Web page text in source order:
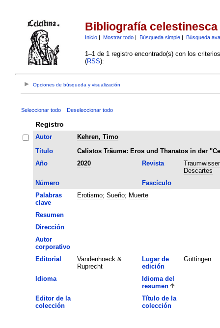
Bibliografía celestinesca
Inicio| Mostrar todo| Búsqueda simple| Búsqueda
1–1 de 1 registro encontrado(s) con los
(RSS):
Opciones de búsqueda y visualización
Seleccionar todo Deseleccionar todo
Registro
Autor
Kehren, Timo
Título
Calistos Träume: Eros und Thanatos in der
Año
2020 Revista
Descartes
Número
Fascículo
Palabras
clave
Erotismo; Sueño; Muerte
Resumen
Dirección
Autor
corporativo
Editorial
Vandenhoeck &
Ruprecht
Lugar de
edición
Göttingen
Idioma
Idioma del
resumen
Editor de la
colección
Título de la
colección